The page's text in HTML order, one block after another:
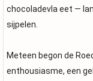
chocoladevla eet —
sijpelen.
Meteen begon de
enthousiasme, een